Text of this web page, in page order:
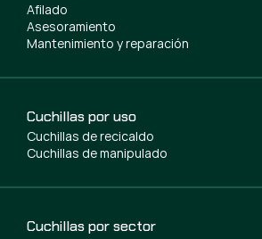
Afilado
Asesoramiento
Mantenimiento y reparación
Cuchillas por uso
Cuchillas de recicaldo
Cuchillas de manipulado
Cuchillas por sector